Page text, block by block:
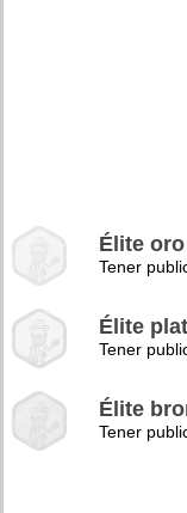
Élite oro
Tener
Élite
Tener
Élite
Tener